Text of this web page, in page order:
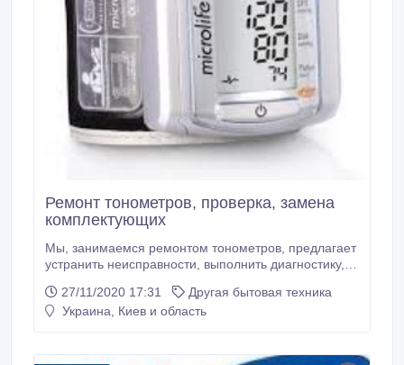
Ремонт тонометров, проверка, замена
комплектующих
Мы, занимаемся ремонтом тонометров, предлагает
устранить неисправности, выполнить диагностику,
медицинских приборах: - Тонометры электронные
(AND, Sanitas, Omron, Microlife и прочие). -
27/11/2020 17:31
Другая бытовая техника
Украина, Киев и область